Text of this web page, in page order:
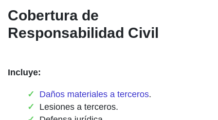
Cobertura de
Responsabilidad Civil
Incluye:
Daños materiales a terceros.
Lesiones a terceros.